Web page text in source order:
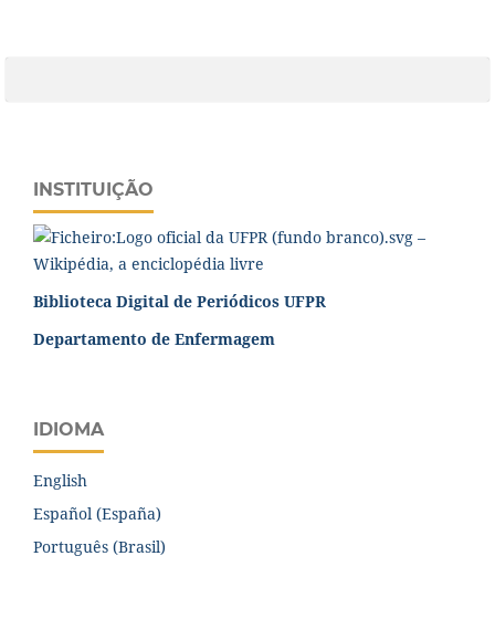
INSTITUIÇÃO
Biblioteca Digital de Periódicos UFPR
Departamento de Enfermagem
IDIOMA
English
Español (España)
Português (Brasil)